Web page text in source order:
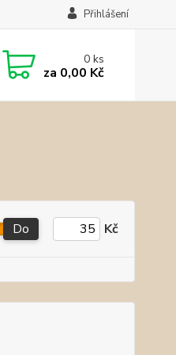
Přihlášení
0ks
za 0,00 Kč
Do Kč